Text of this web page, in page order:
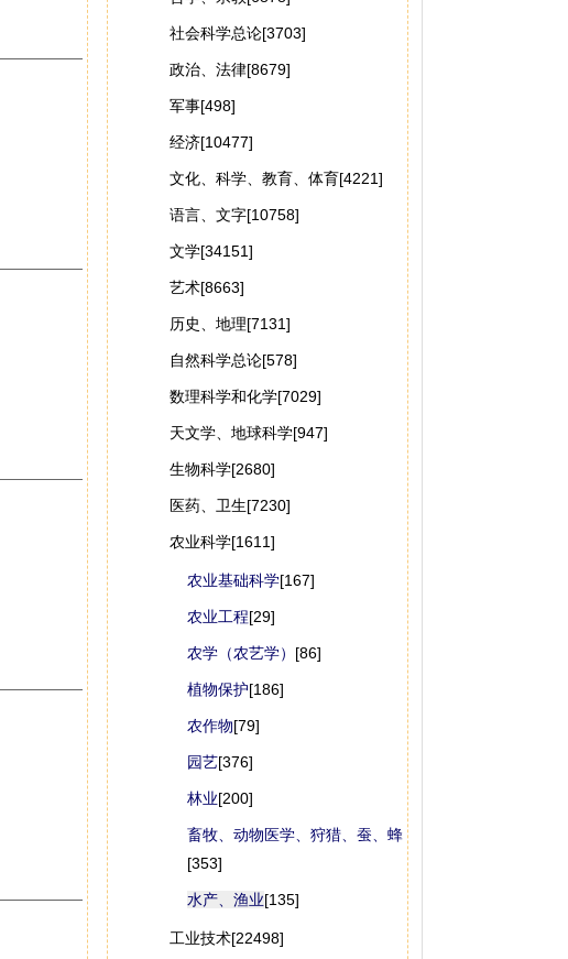
社会科学总论[3703]
政治、法律[8679]
军事[498]
经济[10477]
文化、科学、教育、体育[4221]
语言、文字[10758]
文学[34151]
艺术[8663]
历史、地理[7131]
自然科学总论[578]
数理科学和化学[7029]
天文学、地球科学[947]
生物科学[2680]
医药、卫生[7230]
农业科学[1611]
农业基础科学[167]
农业工程[29]
农学（农艺学） [86]
植物保护[186]
农作物[79]
园艺[376]
林业[200]
畜牧、动物医学、狩猎、蚕、蜂
[353]
水产、渔业[135]
工业技术[22498]